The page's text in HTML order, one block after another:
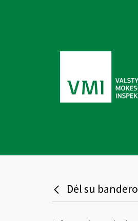
Dėl su